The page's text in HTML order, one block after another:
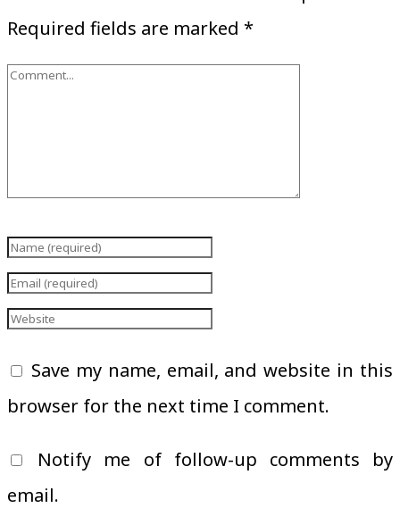
Required fields are marked *
Save my name, email, and website in this
browser for the next time I comment.
Notify me of follow-up comments by
email.